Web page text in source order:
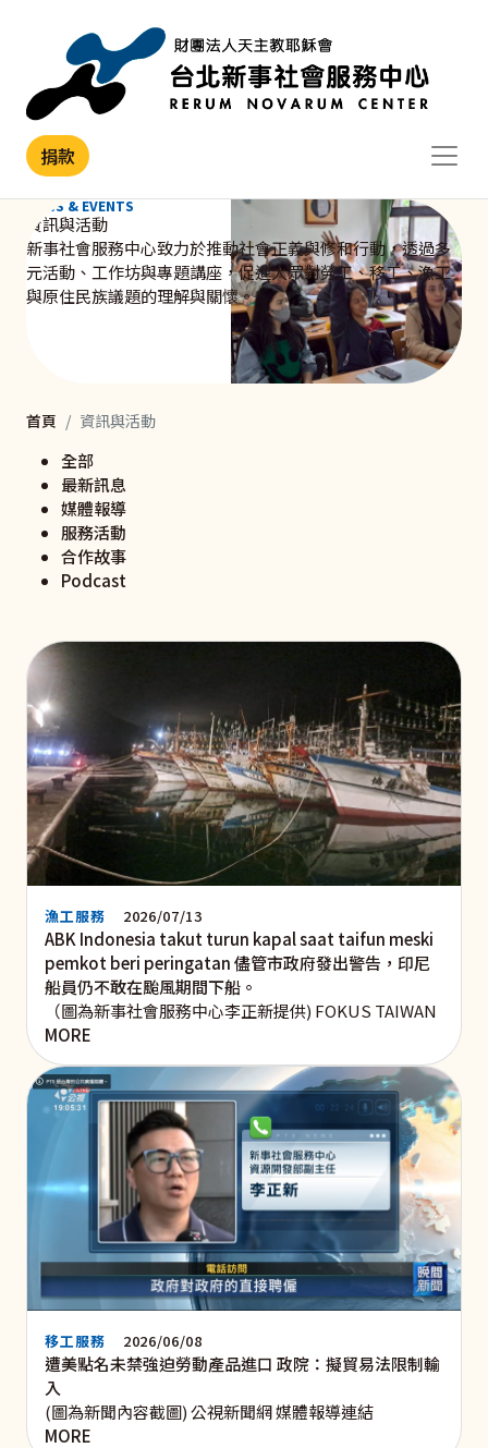
捐款
NEWS & EVENTS
資訊與活動
新事社會服務中心致力於推動社會正義與修和行動，透過多
元活動、工作坊與專題講座，促進大眾對勞工、移工、漁工
與原住民族議題的理解與關懷。
首頁 資訊與活動
全部
最新訊息
媒體報導
服務活動
合作故事
Podcast
漁工服務 2026/07/13
ABK Indonesia takut turun kapal saat taifun meski
pemkot beri peringatan 儘管市政府發出警告，印尼
船員仍不敢在颱風期間下船。
（圖為新事社會服務中心李正新提供) FOKUS TAIWAN
MORE
移工服務 2026/06/08
遭美點名未禁強迫勞動產品進口 政院：擬貿易法限制輸
入
(圖為新聞內容截圖) 公視新聞網 媒體報導連結
MORE